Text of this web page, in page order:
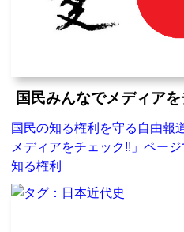
国民みんなでメディア
国民の知る権利を守る自由報
メディアをチェック!!」ペー
知る権利